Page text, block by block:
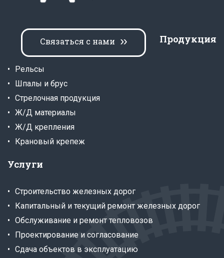
Услуги
Строительство железных дорог
Капитальный и текущий ремонт железных дорог
Обслуживание и ремонт тепловозов
Проектирование и согласование
Сдача объектов в эксплуатацию
Продукция
Рельсы
Шпалы и брус
Стрелочная продукция
Ж/Д материалы
Ж/Д крепления
Крановый крепеж
Связаться с нами